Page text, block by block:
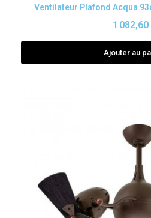
Aperçu
Ventilateur Plafond Acqua
1 082,60
Ajouter au